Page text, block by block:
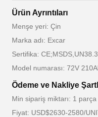
Ürün Ayrıntıları
Menşe yeri: Çin
Marka adı: Excar
Sertifika: CE;MSDS,UN38.3
Model numarası: 72V
Ödeme ve Nakliye
Min sipariş miktarı: 1 parça
Fiyat: USD$2630-2580/